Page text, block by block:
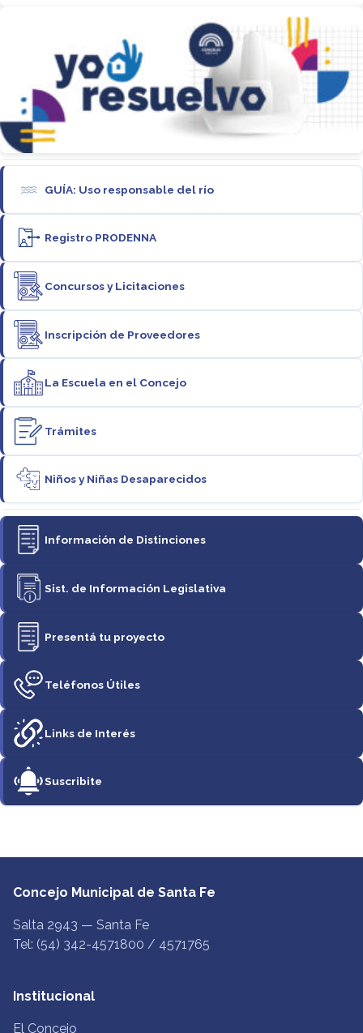
GUÍA: Uso responsable del río
Registro PRODENNA
Concursos y Licitaciones
Inscripción de Proveedores
La Escuela en el Concejo
Trámites
Niños y Niñas Desaparecidos
Información de Distinciones
Sist. de Información Legislativa
Presentá tu proyecto
Teléfonos Útiles
Links de Interés
Suscribite
Concejo Municipal de Santa Fe
Salta 2943 — Santa Fe
Tel: (54) 342-4571800 / 4571765
Institucional
El Concejo